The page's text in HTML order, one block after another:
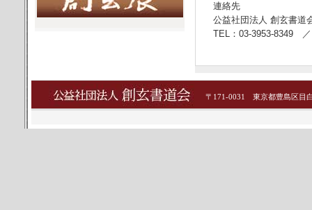
連絡先
公益社団法人 創玄書道
TEL：03-3953-8349
〒171-0031 東京都豊島区目